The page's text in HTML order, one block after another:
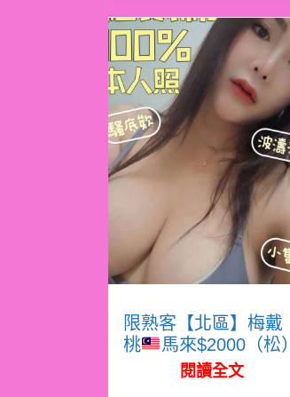
限熟客【北區】梅戴
桃
馬來$2000（松）
閱讀全文